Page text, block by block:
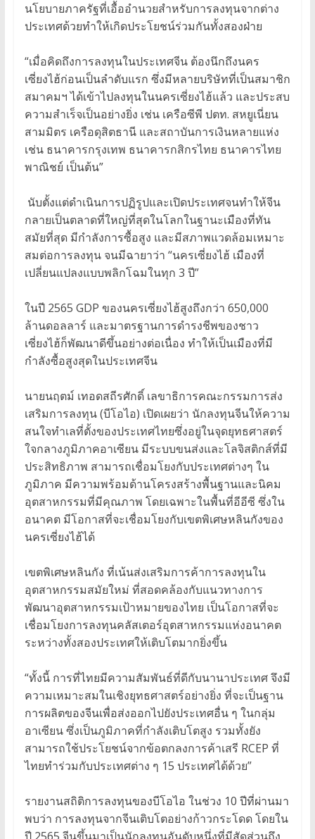
นโยบายภาครัฐที่เอื้ออำนวยสำหรับการลงทุนจากต่าง
ประเทศด้วยทำให้เกิดประโยชน์ร่วมกันทั้งสองฝ่าย
“เมื่อคิดถึงการลงทุนในประเทศจีน ต้องนึกถึงนคร
เซี่ยงไฮ้ก่อนเป็นลำดับแรก ซึ่งมีหลายบริษัทที่เป็นสมาชิก
สมาคมฯ ได้เข้าไปลงทุนในนครเซี่ยงไฮ้แล้ว และประสบ
ความสำเร็จเป็นอย่างยิ่ง เช่น เครือซีพี ปตท. สหยูเนี่ยน
สามมิตร เครือดุสิตธานี และสถาบันการเงินหลายแห่ง
เช่น ธนาคารกรุงเทพ ธนาคารกสิกรไทย ธนาคารไทย
พาณิชย์ เป็นต้น”
นับตั้งแต่ดำเนินการปฏิรูปและเปิดประเทศจนทำให้จีน
กลายเป็นตลาดที่ใหญ่ที่สุดในโลกในฐานะเมืองที่ทัน
สมัยที่สุด มีกำลังการซื้อสูง และมีสภาพแวดล้อมเหมาะ
สมต่อการลงทุน จนมีฉายาว่า “นครเซี่ยงไฮ้ เมืองที่
เปลี่ยนแปลงแบบพลิกโฉมในทุก 3 ปี”
ในปี 2565 GDP ของนครเซี่ยงไฮ้สูงถึงกว่า 650,000
ล้านดอลลาร์ และมาตรฐานการดำรงชีพของชาว
เซี่ยงไฮ้ก็พัฒนาดีขึ้นอย่างต่อเนื่อง ทำให้เป็นเมืองที่มี
กำลังซื้อสูงสุดในประเทศจีน
นายนฤตม์ เทอดสถีรศักดิ์ เลขาธิการคณะกรรมการส่ง
เสริมการลงทุน (บีโอไอ) เปิดเผยว่า นักลงทุนจีนให้ความ
สนใจทำเลที่ตั้งของประเทศไทยซึ่งอยู่ในจุดยุทธศาสตร์
ใจกลางภูมิภาคอาเซียน มีระบบขนส่งและโลจิสติกส์ที่มี
ประสิทธิภาพ สามารถเชื่อมโยงกับประเทศต่างๆ ใน
ภูมิภาค มีความพร้อมด้านโครงสร้างพื้นฐานและนิคม
อุตสาหกรรมที่มีคุณภาพ โดยเฉพาะในพื้นที่อีอีซี ซึ่งใน
อนาคต มีโอกาสที่จะเชื่อมโยงกับเขตพิเศษหลินกังของ
นครเซี่ยงไฮ้ได้
เขตพิเศษหลินกัง ที่เน้นส่งเสริมการค้าการลงทุนใน
อุตสาหกรรมสมัยใหม่ ที่สอดคล้องกับแนวทางการ
พัฒนาอุตสาหกรรมเป้าหมายของไทย เป็นโอกาสที่จะ
เชื่อมโยงการลงทุนคลัสเตอร์อุตสาหกรรมแห่งอนาคต
ระหว่างทั้งสองประเทศให้เติบโตมากยิ่งขึ้น
“ทั้งนี้ การที่ไทยมีความสัมพันธ์ที่ดีกับนานาประเทศ จึงมี
ความเหมาะสมในเชิงยุทธศาสตร์อย่างยิ่ง ที่จะเป็นฐาน
การผลิตของจีนเพื่อส่งออกไปยังประเทศอื่น ๆ ในกลุ่ม
อาเซียน ซึ่งเป็นภูมิภาคที่กำลังเติบโตสูง รวมทั้งยัง
สามารถใช้ประโยชน์จากข้อตกลงการค้าเสรี RCEP ที่
ไทยทำร่วมกับประเทศต่าง ๆ 15 ประเทศได้ด้วย”
รายงานสถิติการลงทุนของบีโอไอ ในช่วง 10 ปีที่ผ่านมา
พบว่า การลงทุนจากจีนเติบโตอย่างก้าวกระโดด โดยใน